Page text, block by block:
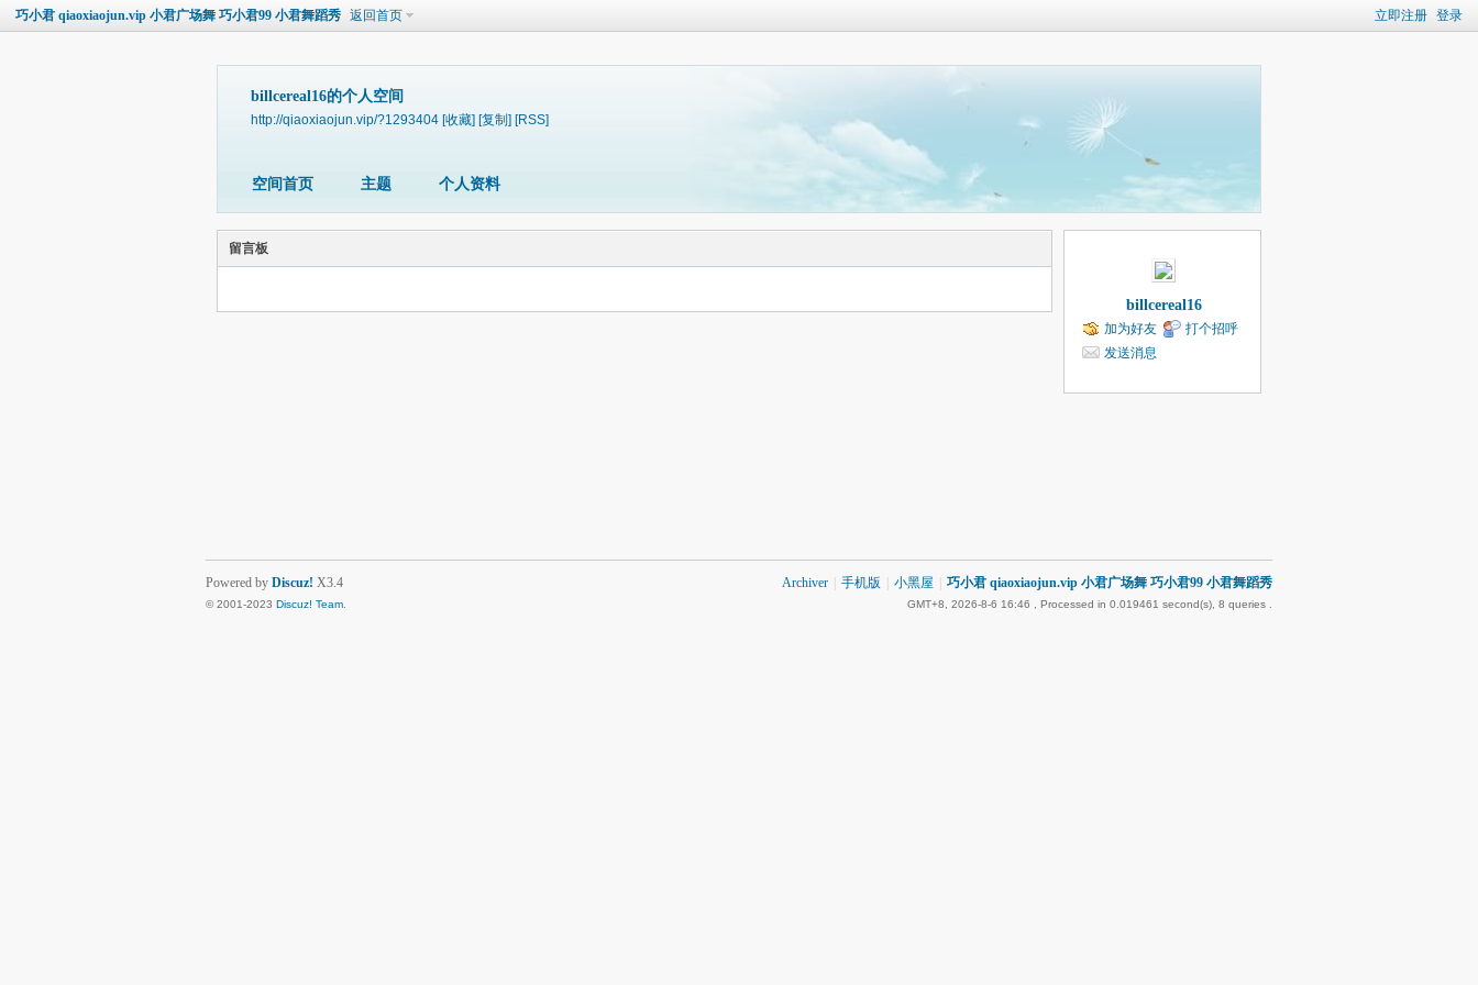
立即注册 登录
巧小君 qiaoxiaojun.vip 小君广场舞 巧小君99 小君舞蹈秀 返回首页
billcereal16的个人空间
http://qiaoxiaojun.vip/?1293404 [收藏] [复制] [RSS]
空间首页 主题 个人资料
留言板
billcereal16
加为好友
打个招呼
发送消息
Archiver 手机版 小黑屋 巧小君 qiaoxiaojun.vip 小君广场舞 巧小君99 小君舞蹈秀
GMT+8, 2026-8-6 16:46 , Processed in 0.019461 second(s), 8 queries .
Powered by Discuz! X3.4
© 2001-2023 Discuz! Team